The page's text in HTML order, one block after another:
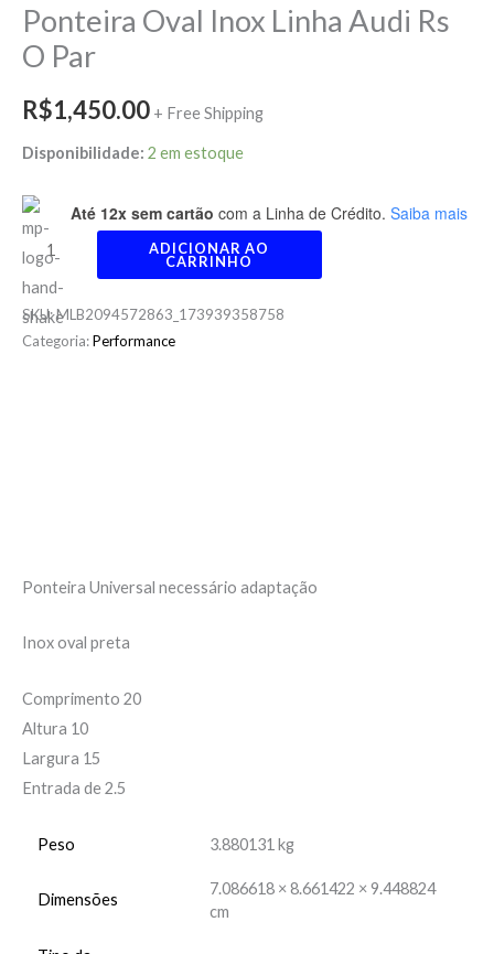
Ponteira Oval Inox Linha Audi Rs
O Par
R$1,450.00 + Free Shipping
Disponibilidade: 2 em estoque
Até 12x sem cartão com a Linha de Crédito. Saiba mais
ADICIONAR AO
CARRINHO
SKU:MLB2094572863_173939358758
Categoria:Performance
Ponteira Universal necessário adaptação
Inox oval preta
Comprimento 20
Altura 10
Largura 15
Entrada de 2.5
Peso 3.880131 kg
Dimensões
7.086618 × 8.661422 × 9.448824
cm